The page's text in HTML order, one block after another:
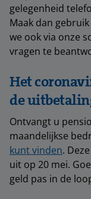
gelegenheid
Maak dan
we ook via onze
vragen te
Het
de
Ontvangt u
maandelijkse
kunt vinden.
uit op 20 mei.
geld pas in de